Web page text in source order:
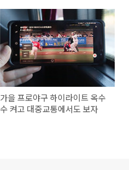
가을 프로야구 하이라이트 옥수
수 켜고 대중교통에서도 보자